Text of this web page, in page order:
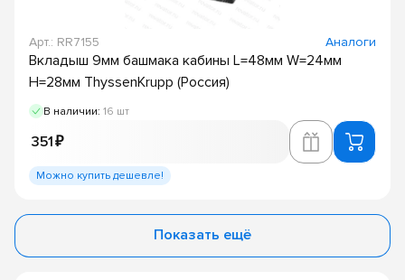
Арт.: RR7155 Аналоги
Вкладыш 9мм башмака кабины L=48мм W=24мм
H=28мм ThyssenKrupp (Россия)
В наличии: 16 шт
351 ₽
Можно купить дешевле!
Показать ещё